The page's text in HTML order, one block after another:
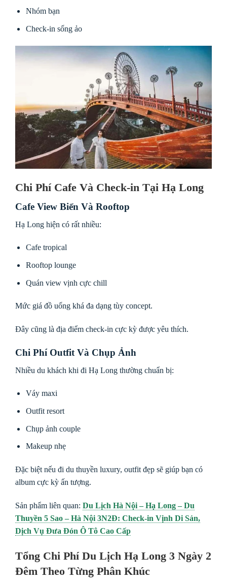
Nhóm bạn
Check-in sống ảo
Chi Phí Cafe Và Check-in Tại Hạ Long
Cafe View Biển Và Rooftop
Hạ Long hiện có rất nhiều:
Cafe tropical
Rooftop lounge
Quán view vịnh cực chill
Mức giá đồ uống khá đa dạng tùy concept.
Đây cũng là địa điểm check-in cực kỳ được yêu thích.
Chi Phí Outfit Và Chụp Ảnh
Nhiều du khách khi đi Hạ Long thường chuẩn bị:
Váy maxi
Outfit resort
Chụp ảnh couple
Makeup nhẹ
Đặc biệt nếu đi du thuyền luxury, outfit đẹp sẽ giúp bạn có
album cực kỳ ấn tượng.
Sản phẩm liên quan: Du Lịch Hà Nội – Hạ Long – Du
Thuyền 5 Sao – Hà Nội 3N2Đ: Check-in Vịnh Di Sản,
Dịch Vụ Đưa Đón Ô Tô Cao Cấp
Tổng Chi Phí Du Lịch Hạ Long 3 Ngày 2
Đêm Theo Từng Phân Khúc